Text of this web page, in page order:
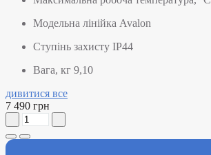
Модельна лінійка Avalon
Ступінь захисту IP44
Вага, кг 9,10
дивитися все
7 490 грн